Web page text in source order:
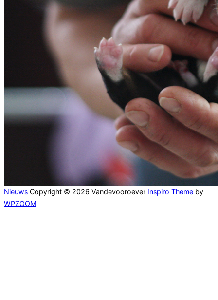
Nieuws Copyright © 2026 Vandevooroever Inspiro Theme by
WPZOOM